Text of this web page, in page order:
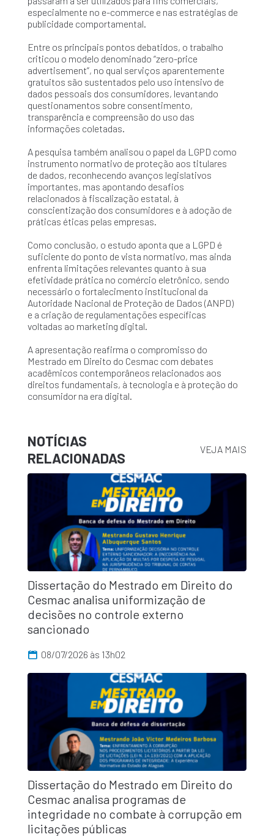
especialmente no e-commerce e nas estratégias de
publicidade comportamental.
Entre os principais pontos debatidos, o trabalho
criticou o modelo denominado “zero-price
advertisement”, no qual serviços aparentemente
gratuitos são sustentados pelo uso intensivo de
dados pessoais dos consumidores, levantando
questionamentos sobre consentimento,
transparência e compreensão do uso das
informações coletadas.
A pesquisa também analisou o papel da LGPD como
instrumento normativo de proteção aos titulares
de dados, reconhecendo avanços legislativos
importantes, mas apontando desafios
relacionados à fiscalização estatal, à
conscientização dos consumidores e à adoção de
práticas éticas pelas empresas.
Como conclusão, o estudo aponta que a LGPD é
suficiente do ponto de vista normativo, mas ainda
enfrenta limitações relevantes quanto à sua
efetividade prática no comércio eletrônico, sendo
necessário o fortalecimento institucional da
Autoridade Nacional de Proteção de Dados (ANPD)
e a criação de regulamentações específicas
voltadas ao marketing digital.
A apresentação reafirma o compromisso do
Mestrado em Direito do Cesmac com debates
acadêmicos contemporâneos relacionados aos
direitos fundamentais, à tecnologia e à proteção do
consumidor na era digital.
NOTÍCIAS
RELACIONADAS
VEJA MAIS
Dissertação do Mestrado em Direito do
Cesmac analisa uniformização de
decisões no controle externo
sancionado
08/07/2026 às 13h02
Dissertação do Mestrado em Direito do
Cesmac analisa programas de
integridade no combate à corrupção em
licitações públicas